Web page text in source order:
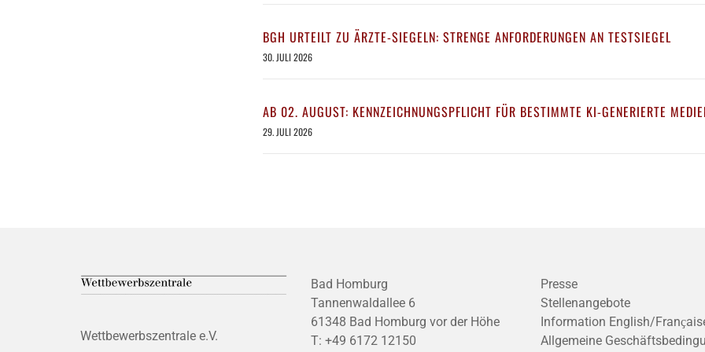
BGH URTEILT ZU ÄRZTE-SIEGELN: STRENGE ANFORDERUNGEN AN TESTSIEGEL
30. JULI 2026
AB 02. AUGUST: KENNZEICHNUNGSPFLICHT FÜR BESTIMMTE KI-GENERIERTE
29. JULI 2026
Wettbewerbszentrale e.V.
Bad Homburg
Tannenwaldallee 6
61348 Bad Homburg vor der Höhe
T: +49 6172 12150
Presse
Stellenangebote
Information English/
Allgemeine